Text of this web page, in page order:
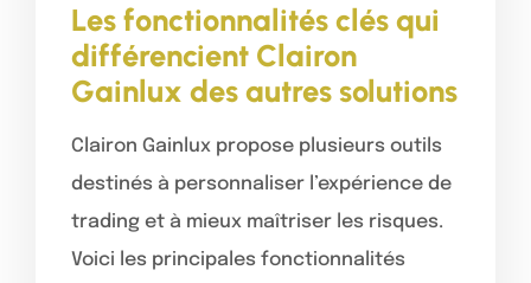
Les fonctionnalités clés qui
différencient Clairon
Gainlux des autres solutions
Clairon Gainlux propose plusieurs outils
destinés à personnaliser l’expérience de
trading et à mieux maîtriser les risques.
Voici les principales fonctionnalités